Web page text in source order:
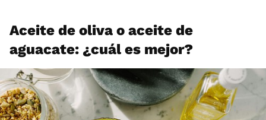
Aceite de oliva o aceite de
aguacate: ¿cuál es mejor?